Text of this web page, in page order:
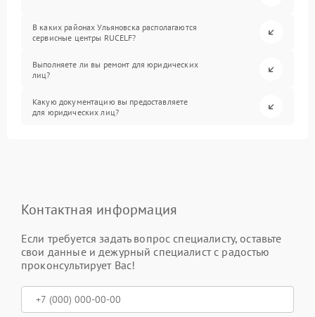
В каких районах Ульяновска располагаются
сервисные центры RUCELF?
Выполняете ли вы ремонт для юридических
лиц?
Какую документацию вы предоставляете
для юридических лиц?
Контактная информация
Если требуется задать вопрос специалисту, оставьте
свои данные и дежурный специалист с радостью
проконсультирует Вас!